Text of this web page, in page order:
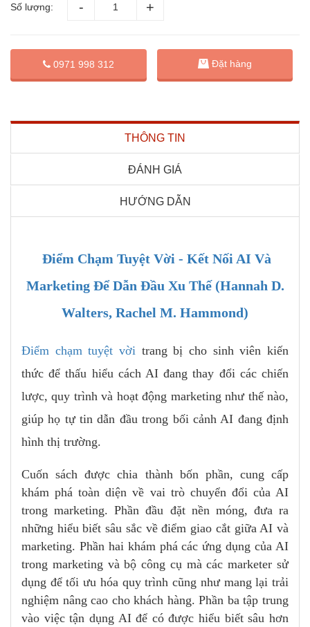
Số lượng:
0971 998 312 Đặt hàng
THÔNG TIN
ĐÁNH GIÁ
HƯỚNG DẪN
Điểm Chạm Tuyệt Vời - Kết Nối AI Và
Marketing Để Dẫn Đầu Xu Thế (Hannah D.
Walters, Rachel M. Hammond)
Điểm chạm tuyệt vời trang bị cho sinh viên kiến
thức để thấu hiểu cách AI đang thay đổi các chiến
lược, quy trình và hoạt động marketing như thế nào,
giúp họ tự tin dẫn đầu trong bối cảnh AI đang định
hình thị trường.
Cuốn sách được chia thành bốn phần, cung cấp
khám phá toàn diện về vai trò chuyển đổi của AI
trong marketing. Phần đầu đặt nền móng, đưa ra
những hiểu biết sâu sắc về điểm giao cắt giữa AI và
marketing. Phần hai khám phá các ứng dụng của AI
trong marketing và bộ công cụ mà các marketer sử
dụng để tối ưu hóa quy trình cũng như mang lại trải
nghiệm nâng cao cho khách hàng. Phần ba tập trung
vào việc tận dụng AI để có được hiểu biết sâu hơn